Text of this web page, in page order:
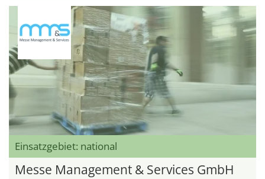
Einsatzgebiet: national
Messe Management & Services GmbH